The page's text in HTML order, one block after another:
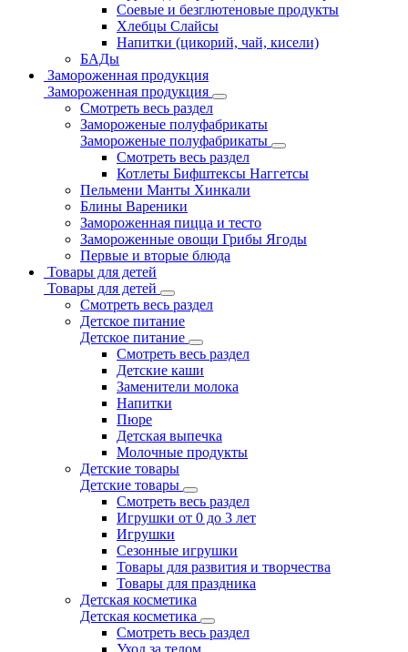
Соевые и безглютеновые продукты
Хлебцы Слайсы
Напитки (цикорий, чай, кисели)
БАДы
Замороженная продукция
Замороженная продукция
Смотреть весь раздел
Замороженые полуфабрикаты
Замороженые полуфабрикаты
Смотреть весь раздел
Котлеты Бифштексы Наггетсы
Пельмени Манты Хинкали
Блины Вареники
Замороженная пицца и тесто
Замороженные овощи Грибы Ягоды
Первые и вторые блюда
Товары для детей
Товары для детей
Смотреть весь раздел
Детское питание
Детское питание
Смотреть весь раздел
Детские каши
Заменители молока
Напитки
Пюре
Детская выпечка
Молочные продукты
Детские товары
Детские товары
Смотреть весь раздел
Игрушки от 0 до 3 лет
Игрушки
Сезонные игрушки
Товары для развития и творчества
Товары для праздника
Детская косметика
Детская косметика
Смотреть весь раздел
Уход за телом